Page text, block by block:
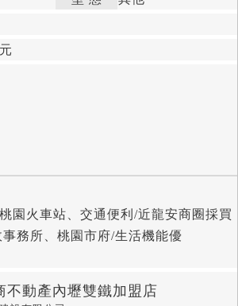
園火車站、交通便利/近龍安商圈採買
務所、桃園市府/生活機能優
不動產內壢雙鐵加盟店